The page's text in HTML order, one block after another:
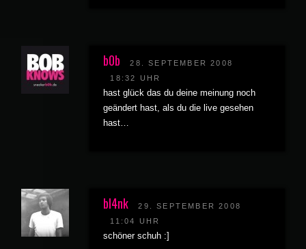
b0b
28. SEPTEMBER 2008
18:32 UHR
hast glück das du deine meinung noch
geändert hast, als du die live gesehen
hast…
bl4nk
29. SEPTEMBER 2008
11:04 UHR
schöner schuh :]